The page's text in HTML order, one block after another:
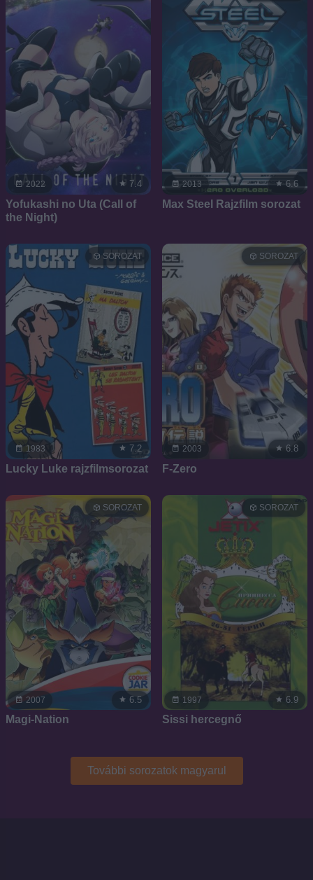
2022 7.4
Yofukashi no Uta (Call of
the Night)
2013 6.6
Max Steel Rajzfilm sorozat
1983
SOROZAT
7.2
Lucky Luke rajzfilmsorozat
2003
SOROZAT
6.8
F-Zero
2007
SOROZAT
6.5
Magi-Nation
1997
SOROZAT
6.9
Sissi hercegnő
További sorozatok magyarul